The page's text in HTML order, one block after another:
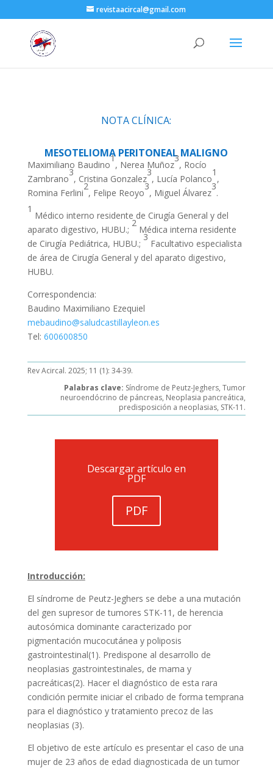
revistaacircal@gmail.com
NOTA CLÍNICA:
MESOTELIOMA PERITONEAL MALIGNO
Maximiliano Baudino
1
, Nerea Muñoz
3
, Rocío
Zambrano
3
, Cristina Gonzalez
3
, Lucía Polanco
1
,
Romina Ferlini
2
, Felipe Reoyo
3
, Miguel Álvarez
3
.
1
Médico interno residente de Cirugía General y del
aparato digestivo, HUBU.;
2
Médica interna residente
de Cirugía Pediátrica, HUBU.;
3
Facultativo especialista
de área de Cirugía General y del aparato digestivo,
HUBU.
Correspondencia:
Baudino Maximiliano Ezequiel
mebaudino@saludcastillayleon.es
Tel: 600600850
Rev Acircal. 2025; 11 (1): 34-39.
Palabras clave: Síndrome de Peutz-Jeghers, Tumor
neuroendócrino de páncreas, Neoplasia pancreática,
predisposición a neoplasias, STK-11.
Descargar artículo en
PDF
PDF
Introducción:
El síndrome de Peutz-Jeghers se debe a una mutación
del gen supresor de tumores STK-11, de herencia
autosómica dominante caracterizado por
pigmentación mucocutánea y poliposis
gastrointestinal(1). Predispone al desarrollo de
neoplasias gastrointestinales, de mama y
pacreáticas(2). Hacer el diagnóstico de esta rara
condición permite iniciar el cribado de forma temprana
para el diagnóstico y tratamiento precoz de las
neoplasias (3).
El objetivo de este artículo es presentar el caso de una
mujer de 23 años de edad diagnosticada de un tumor